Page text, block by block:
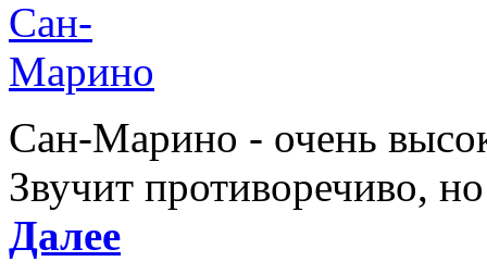
Сан-Марино - очень
Звучит противоречиво,
Далее